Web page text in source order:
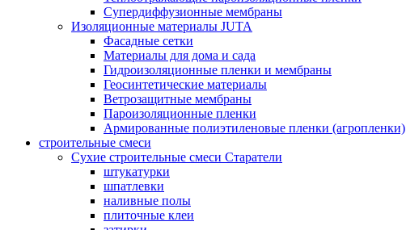
Супердиффузионные мембраны
Изоляционные материалы JUTA
Фасадные сетки
Материалы для дома и сада
Гидроизоляционные пленки и мембраны
Геосинтетические материалы
Ветрозащитные мембраны
Пароизоляционные пленки
Армированные полиэтиленовые пленки (агропленки)
строительные смеси
Сухие строительные смеси Старатели
штукатурки
шпатлевки
наливные полы
плиточные клеи